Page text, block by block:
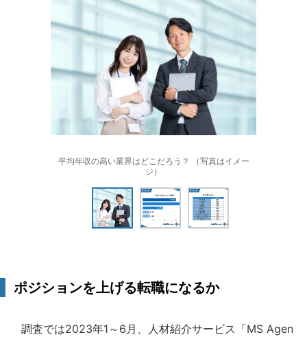
平均年収の高い業界はどこだろう？ （写真はイメー
ジ）
ポジションを上げる転職になるか
調査では2023年1～6月、人材紹介サービス「MS Agen